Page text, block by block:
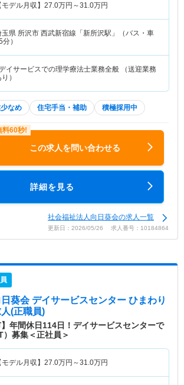
モデル月収】 27.0万円～31.0万円
玉県 所沢市 西武新宿線「新所沢駅」（バス・車
分）
イサービスでの理学療法士業務全般 （送迎業務
）
なめ 住宅手当・補助 積極採用中
この求人を問い合わせる
詳細を見る
社会福祉法人向日葵会の求人一覧
更新日：2026/05/26 求人番号：10184864
葵会 デイサービスセンター ひまわり
(正職員)
】年間休日114日！デイサービスセンターで
募集＜正社員＞
モデル月収】 27.0万円～31.0万円